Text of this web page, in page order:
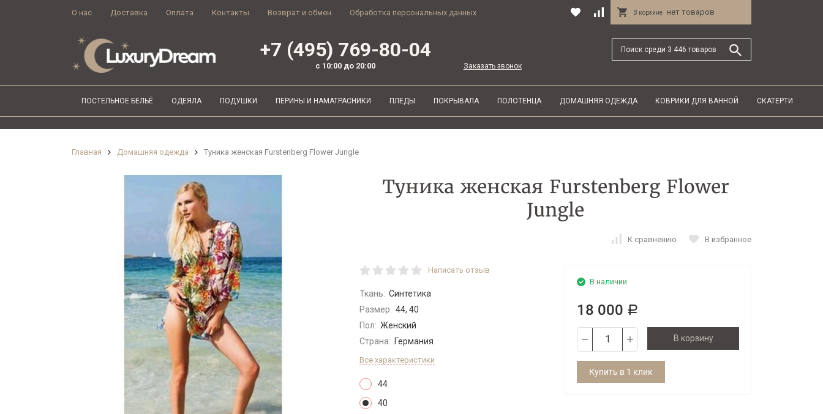
О нас Доставка Оплата Контакты Возврат и обмен Обработка персональных данных В корзине нет товаров
+7 (495) 769-80-04
с 10:00 до 20:00 Заказать звонок
ПОСТЕЛЬНОЕ БЕЛЬЁ ОДЕЯЛА ПОДУШКИ ПЕРИНЫ И НАМАТРАСНИКИ ПЛЕДЫ ПОКРЫВАЛА ПОЛОТЕНЦА ДОМАШНЯЯ ОДЕЖДА КОВРИКИ ДЛЯ ВАННОЙ СКАТЕРТИ
Главная Домашняя одежда Туника женская Furstenberg Flower Jungle
Туника женская Furstenberg Flower
Jungle
К сравнению В избранное
Написать отзыв
Ткань: Синтетика
Размер: 44, 40
Пол: Женский
Страна: Германия
Все характеристики
44
40
В наличии
18 000 Р
В корзину
Купить в 1 клик